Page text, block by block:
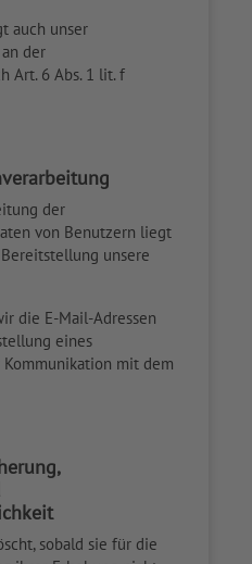
auch unser
der
Art. 6 Abs. 1 lit. f
der
von Benutzern liegt
unsere
die E-Mail-Adressen
eines
mit dem
sobald sie für die